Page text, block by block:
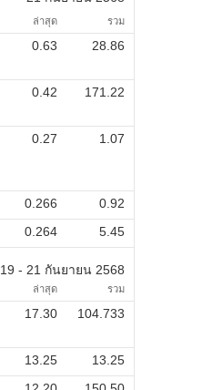
ล่าสุด รวม
0.63 28.86
0.42 171.22
0.27 1.07
0.266
0.92
0.264 5.45
19 - 21 กันยายน 2568
ล่าสุด รวม
17.30 104.733
13.25
13.25